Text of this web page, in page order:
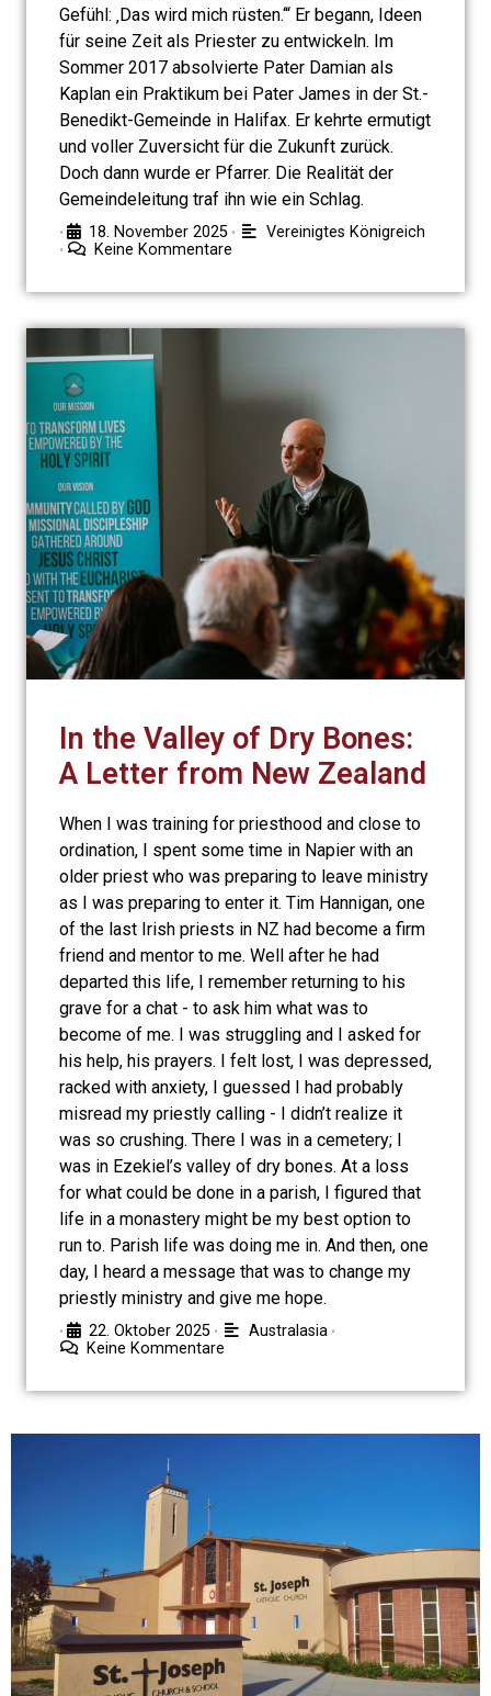
Gefühl: ‚Das wird mich rüsten.‘“ Er begann, Ideen
für seine Zeit als Priester zu entwickeln. Im
Sommer 2017 absolvierte Pater Damian als
Kaplan ein Praktikum bei Pater James in der St.-
Benedikt-Gemeinde in Halifax. Er kehrte ermutigt
und voller Zuversicht für die Zukunft zurück.
Doch dann wurde er Pfarrer. Die Realität der
Gemeindeleitung traf ihn wie ein Schlag.
• 18. November 2025 • Vereinigtes Königreich
• Keine Kommentare
In the Valley of Dry Bones:
A Letter from New Zealand
When I was training for priesthood and close to
ordination, I spent some time in Napier with an
older priest who was preparing to leave ministry
as I was preparing to enter it. Tim Hannigan, one
of the last Irish priests in NZ had become a firm
friend and mentor to me. Well after he had
departed this life, I remember returning to his
grave for a chat - to ask him what was to
become of me. I was struggling and I asked for
his help, his prayers. I felt lost, I was depressed,
racked with anxiety, I guessed I had probably
misread my priestly calling - I didn’t realize it
was so crushing. There I was in a cemetery; I
was in Ezekiel’s valley of dry bones. At a loss
for what could be done in a parish, I figured that
life in a monastery might be my best option to
run to. Parish life was doing me in. And then, one
day, I heard a message that was to change my
priestly ministry and give me hope.
• 22. Oktober 2025 • Australasia •
Keine Kommentare